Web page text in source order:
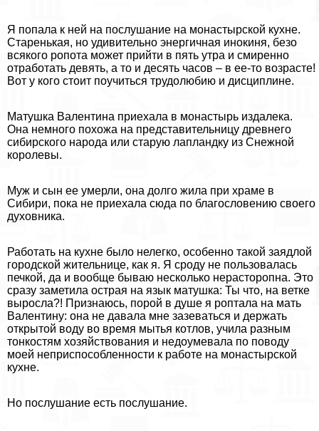
Я попала к ней на послушание на монастырской кухне.
Старенькая, но удивительно энергичная инокиня, безо
всякого ропота может прийти в пять утра и смиренно
отработать девять, а то и десять часов – в ее-то возрасте!
Вот у кого стоит поучиться трудолюбию и дисциплине.
Матушка Валентина приехала в монастырь издалека.
Она немного похожа на представительницу древнего
сибирского народа или старую лапландку из Снежной
королевы.
Муж и сын ее умерли, она долго жила при храме в
Сибири, пока не приехала сюда по благословению своего
духовника.
Работать на кухне было нелегко, особенно такой заядлой
городской жительнице, как я. Я сроду не пользовалась
печкой, да и вообще бываю несколько нерасторопна. Это
сразу заметила острая на язык матушка: Ты что, на ветке
выросла?! Признаюсь, порой в душе я роптала на мать
Валентину: она не давала мне зазеваться и держать
открытой воду во время мытья котлов, учила разным
тонкостям хозяйствования и недоумевала по поводу
моей неприспособленности к работе на монастырской
кухне.
Но послушание есть послушание.